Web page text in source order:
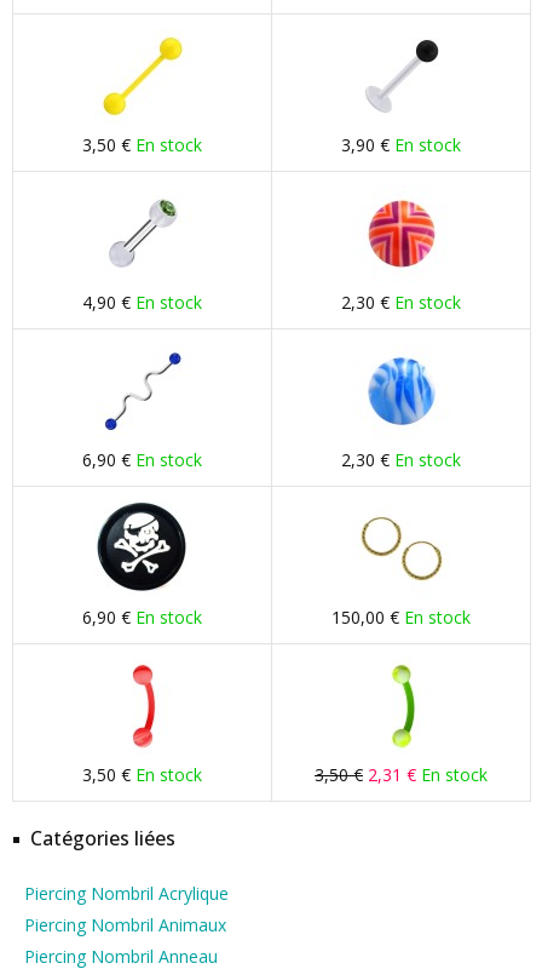
3,50 € En stock 3,90 € En stock
4,90 € En stock 2,30 € En stock
6,90 € En stock 2,30 € En stock
6,90 € En stock 150,00 € En stock
3,50 € En stock 3,50 € 2,31 € En stock
Catégories liées
Piercing Nombril Acrylique
Piercing Nombril Animaux
Piercing Nombril Anneau